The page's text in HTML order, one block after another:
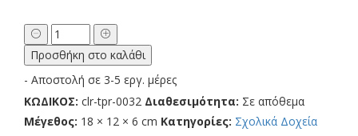
Σχολικό
Δοχείο
Φαγητού
Μπουκάλι
Άρωμα
με
Όνομα
Προσθήκη στο καλάθι
- Αποστολή σε 3-5 εργ. μέρες
ΚΩΔΙΚΟΣ: clr-tpr-0032 Διαθεσιμότητα: Σε απόθεμα
Μέγεθος: 18 × 12 × 6 cm Κατηγορίες: Σχολικά Δοχεία